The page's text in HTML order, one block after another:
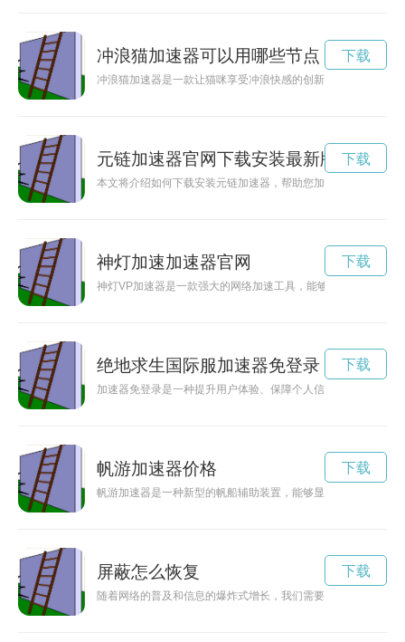
冲浪猫加速器可以用哪些节点
冲浪猫加速器是一款让猫咪享受冲浪快感的创新玩具，能够为
下载
元链加速器官网下载安装最新版
本文将介绍如何下载安装元链加速器，帮助您加快互联网连接速
下载
神灯加速加速器官网
神灯VP加速器是一款强大的网络加速工具，能够帮助用户加快
下载
绝地求生国际服加速器免登录
加速器免登录是一种提升用户体验、保障个人信息安全的功能
下载
帆游加速器价格
帆游加速器是一种新型的帆船辅助装置，能够显著提高帆船航
下载
屏蔽怎么恢复
随着网络的普及和信息的爆炸式增长，我们需要学会如何有效
下载